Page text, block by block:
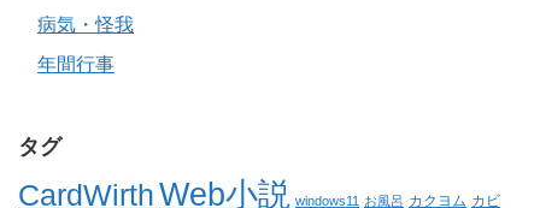
病気・怪我
年間行事
タグ
CardWirthWeb小説 windows11 お風呂 カクヨム カビ